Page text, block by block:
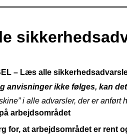
– Læs alle
anvisninger ikke følges, kan
”i alle advarsler, der er anført
arbejdsområdet
for, at arbejdsområdet er rent